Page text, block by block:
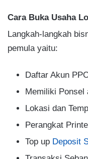
Cara Buka Usaha
Langkah-langkah
pemula yaitu:
Daftar Akun
Memiliki Ponsel
Lokasi dan
Perangkat
Top up Deposit